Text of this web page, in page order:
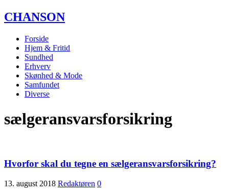
CHANSON
Forside
Hjem & Fritid
Sundhed
Erhverv
Skønhed & Mode
Samfundet
Diverse
sælgeransvarsforsikring
Hvorfor skal du tegne en sælgeransvarsforsikring?
13. august 2018 Redaktøren 0